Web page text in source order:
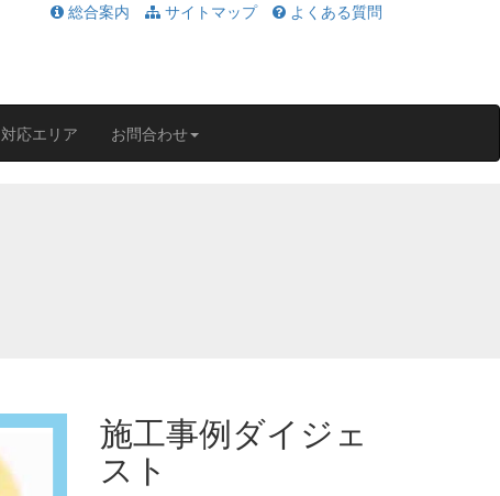
総合案内 サイトマップ よくある質問
対応エリア お問合わせ
施工事例ダイジェ
スト